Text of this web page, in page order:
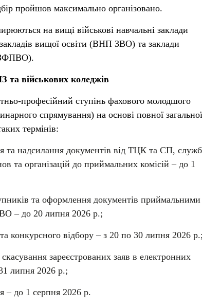
пройшов максимально організовано.
на вищі військові навчальні заклади
вищої освіти (ВНП ЗВО) та заклади
та військових коледжів
професійний ступінь фахового молодшого
спрямування) на основі повної загальної
термінів:
та надсилання документів від ТЦК та СП, служб
та організацій до приймальних комісій – до 1
та оформлення документів приймальними
– до 20 липня 2026 р.;
конкурсного відбору – з 20 по 30 липня 2026 р.;
зареєстрованих заяв в електронних
липня 2026 р.;
– до 1 серпня 2026 р.